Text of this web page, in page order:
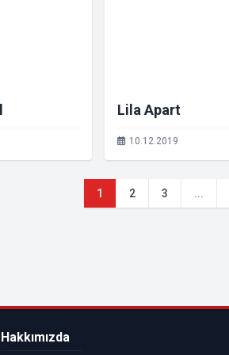
Lila Apart
10.12.2019
1 2 3 ...
Hakkımızda